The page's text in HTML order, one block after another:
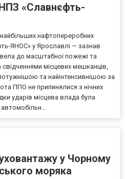
«Славнєфть-
найбільших нафтопереробних
ЯНОС» у Ярославлі — зазнав
до масштабної пожежі та
свідченнями місцевих мешканців,
та найінтенсивнішою за
ППО не припинялися з нічних
ударів місцева влада була
у Чорному
моряка